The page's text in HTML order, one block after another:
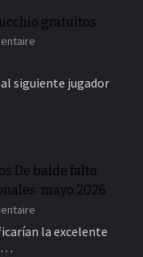
gratuitos
de
siguiente jugador
De balde falto
mayo 2026
así­
la excelente